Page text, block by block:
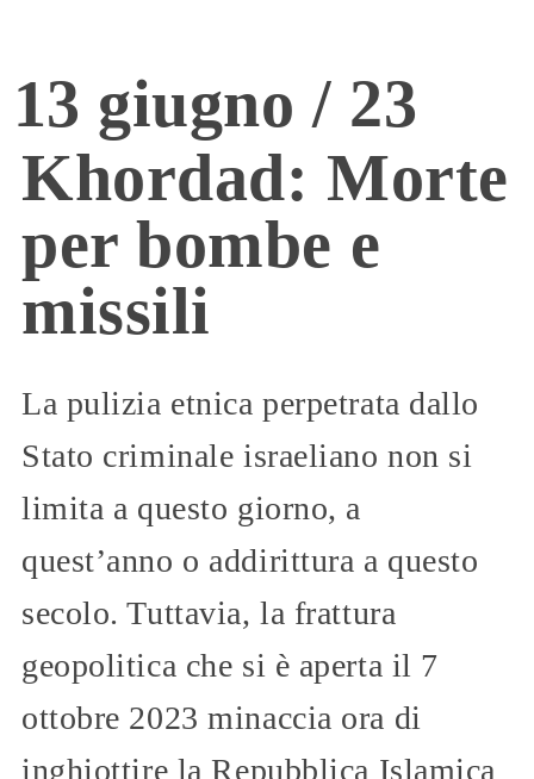
13 giugno / 23
Khordad: Morte
per bombe e
missili
La pulizia etnica perpetrata dallo
Stato criminale israeliano non si
limita a questo giorno, a
quest’anno o addirittura a questo
secolo. Tuttavia, la frattura
geopolitica che si è aperta il 7
ottobre 2023 minaccia ora di
inghiottire la Repubblica Islamica